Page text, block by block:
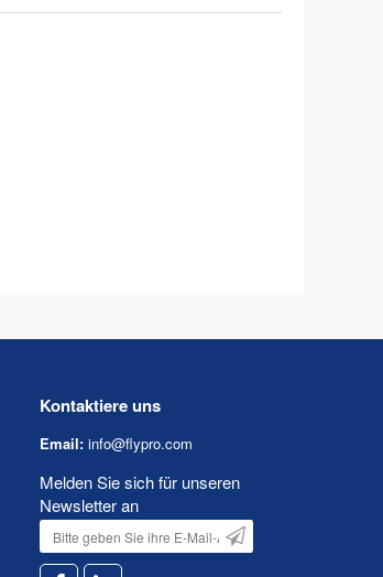
Kontaktiere uns
Email: info@flypro.com
Melden Sie sich für unseren
Newsletter an